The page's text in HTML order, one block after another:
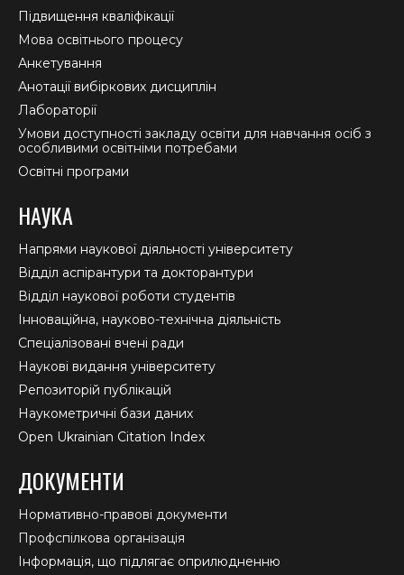
Підвищення кваліфікації
Мова освітнього процесу
Анкетування
Анотації вибіркових дисциплін
Лабораторії
Умови доступності закладу освіти для навчання осіб з
особливими освітніми потребами
Освітні програми
НАУКА
Напрями наукової діяльності університету
Відділ аспірантури та докторантури
Відділ наукової роботи студентів
Інноваційна, науково-технічна діяльність
Спеціалізовані вчені ради
Наукові видання університету
Репозиторій публікацій
Наукометричні бази даних
Open Ukrainian Citation Index
ДОКУМЕНТИ
Нормативно-правові документи
Профспілкова організація
Інформація, що підлягає оприлюдненню